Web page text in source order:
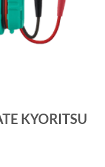
KYORITSU